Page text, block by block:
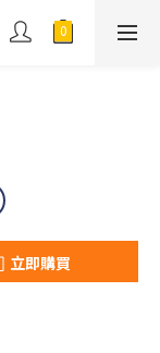
立即購買